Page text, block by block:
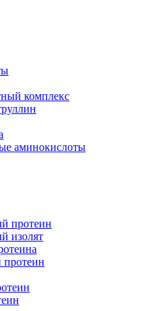
комплекс
аминокислоты
протеин
изолят